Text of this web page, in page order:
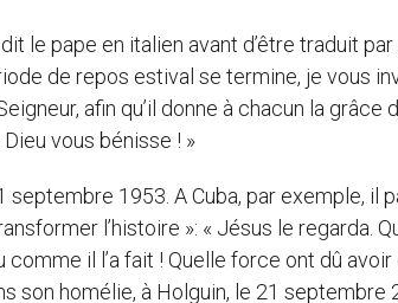
le pape en italien avant d’être traduit par
de repos estival se termine, je vous
afin qu’il donne à chacun la grâce
vous bénisse ! »
1953. A Cuba, par exemple, il
l’histoire »: « Jésus le regarda.
il l’a fait ! Quelle force ont dû
son homélie, à Holguin, le 21 septembre